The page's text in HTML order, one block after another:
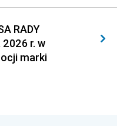
2012
2009
2006
RADY
r. w
marki